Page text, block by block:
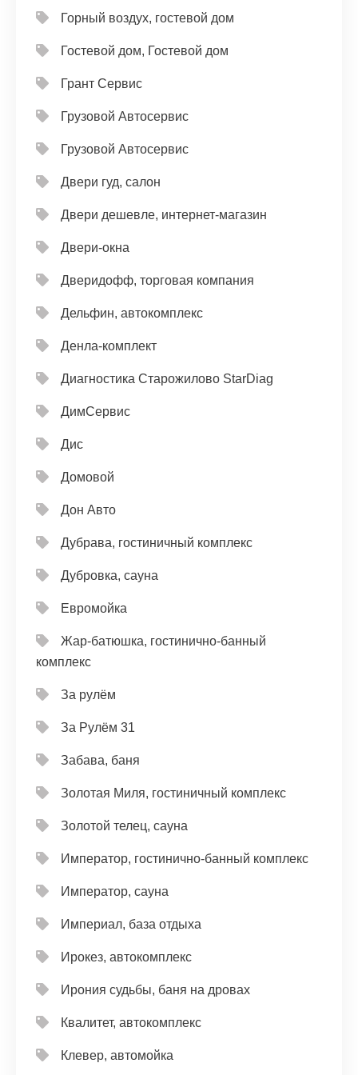
Горный воздух, гостевой дом
Гостевой дом, Гостевой дом
Грант Сервис
Грузовой Автосервис
Грузовой Автосервис
Двери гуд, салон
Двери дешевле, интернет-магазин
Двери-окна
Дверидофф, торговая компания
Дельфин, автокомплекс
Денла-комплект
Диагностика Старожилово StarDiag
ДимСервис
Дис
Домовой
Дон Авто
Дубрава, гостиничный комплекс
Дубровка, сауна
Евромойка
Жар-батюшка, гостинично-банный
комплекс
За рулём
За Рулём 31
Забава, баня
Золотая Миля, гостиничный комплекс
Золотой телец, сауна
Император, гостинично-банный комплекс
Император, сауна
Империал, база отдыха
Ирокез, автокомплекс
Ирония судьбы, баня на дровах
Квалитет, автокомплекс
Клевер, автомойка